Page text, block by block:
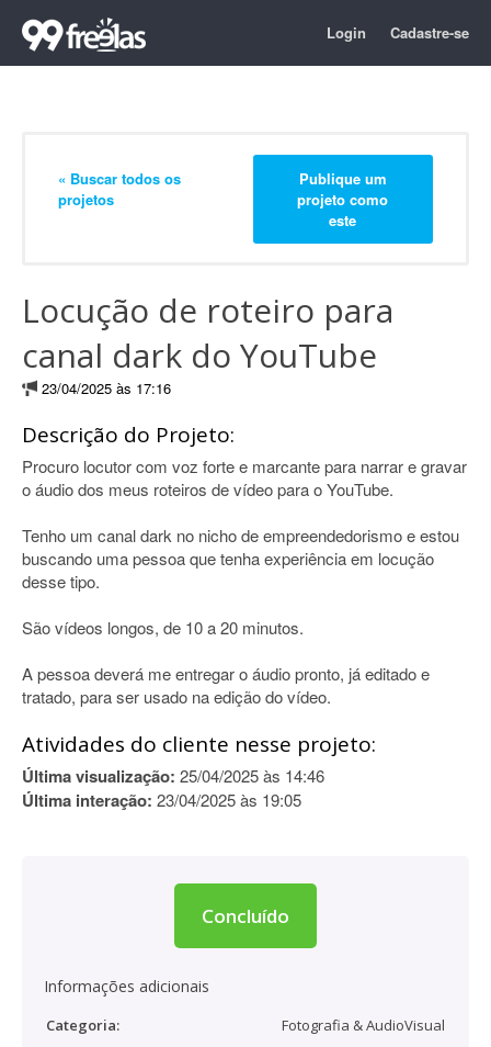
Login Cadastre-se
« Buscar todos os
projetos
Publique um
projeto como
este
Locução de roteiro para
canal dark do YouTube
23/04/2025 às 17:16
Descrição do Projeto:
Procuro locutor com voz forte e marcante para narrar e gravar
o áudio dos meus roteiros de vídeo para o YouTube.
Tenho um canal dark no nicho de empreendedorismo e estou
buscando uma pessoa que tenha experiência em locução
desse tipo.
São vídeos longos, de 10 a 20 minutos.
A pessoa deverá me entregar o áudio pronto, já editado e
tratado, para ser usado na edição do vídeo.
Atividades do cliente nesse projeto:
Última visualização: 25/04/2025 às 14:46
Última interação: 23/04/2025 às 19:05
Concluído
Informações adicionais
Categoria:
Fotografia & AudioVisual